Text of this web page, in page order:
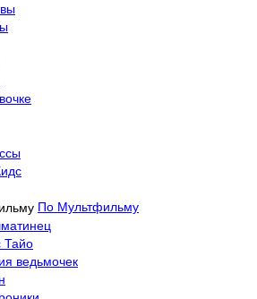
По Мультфильму
Тайо
ведьмочек